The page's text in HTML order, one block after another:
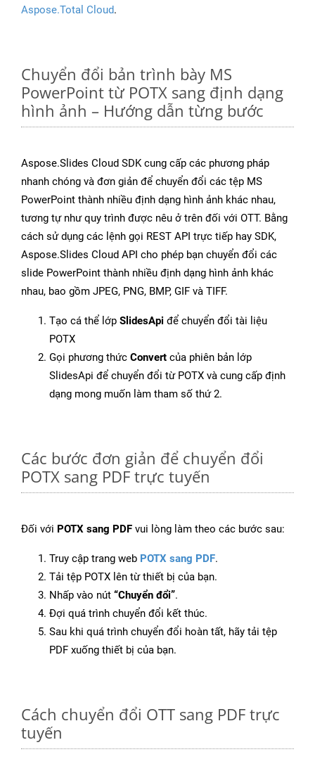
Aspose.Total Cloud.
Chuyển đổi bản trình bày MS
PowerPoint từ POTX sang định dạng
hình ảnh – Hướng dẫn từng bước
Aspose.Slides Cloud SDK cung cấp các phương pháp
nhanh chóng và đơn giản để chuyển đổi các tệp MS
PowerPoint thành nhiều định dạng hình ảnh khác nhau,
tương tự như quy trình được nêu ở trên đối với OTT. Bằng
cách sử dụng các lệnh gọi REST API trực tiếp hay SDK,
Aspose.Slides Cloud API cho phép bạn chuyển đổi các
slide PowerPoint thành nhiều định dạng hình ảnh khác
nhau, bao gồm JPEG, PNG, BMP, GIF và TIFF.
Tạo cá thể lớp SlidesApi để chuyển đổi tài liệu
POTX
Gọi phương thức Convert của phiên bản lớp
SlidesApi để chuyển đổi từ POTX và cung cấp định
dạng mong muốn làm tham số thứ 2.
Các bước đơn giản để chuyển đổi
POTX sang PDF trực tuyến
Đối với POTX sang PDF vui lòng làm theo các bước sau:
Truy cập trang web POTX sang PDF.
Tải tệp POTX lên từ thiết bị của bạn.
Nhấp vào nút “Chuyển đổi”.
Đợi quá trình chuyển đổi kết thúc.
Sau khi quá trình chuyển đổi hoàn tất, hãy tải tệp
PDF xuống thiết bị của bạn.
Cách chuyển đổi OTT sang PDF trực
tuyến